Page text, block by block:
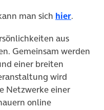
man sich hier.
aus
Gemeinsam werden
einer breiten
wird
Netzwerke einer
online